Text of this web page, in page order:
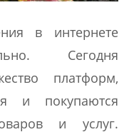
в интернете
Сегодня
платформ,
и покупаются
и услуг.